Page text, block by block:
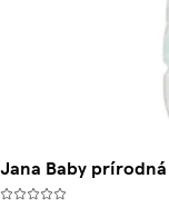
Jana Baby